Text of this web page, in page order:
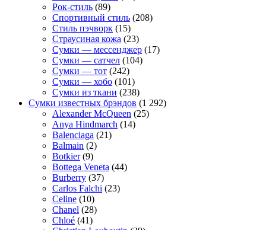
Рок-стиль (89)
Спортивный стиль (208)
Стиль пэчворк (15)
Страусиная кожа (23)
Сумки — мессенджер (17)
Сумки — сатчел (104)
Сумки — тот (242)
Сумки — хобо (101)
Сумки из ткани (238)
Сумки известных брэндов (1 292)
Alexander McQueen (25)
Anya Hindmarch (14)
Balenciaga (21)
Balmain (2)
Botkier(9)
Bottega Veneta (44)
Burberry (37)
Carlos Falchi (23)
Celine (10)
Chanel (28)
Chloé (41)